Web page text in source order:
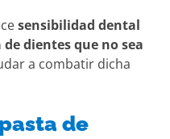
sensibilidad dental
de dientes que no sea
a combatir dicha
de